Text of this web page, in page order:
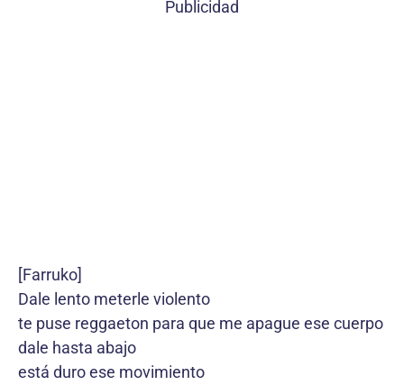
Publicidad
[Farruko]
Dale lento meterle violento
te puse reggaeton para que me apague ese cuerpo
dale hasta abajo
está duro ese movimiento